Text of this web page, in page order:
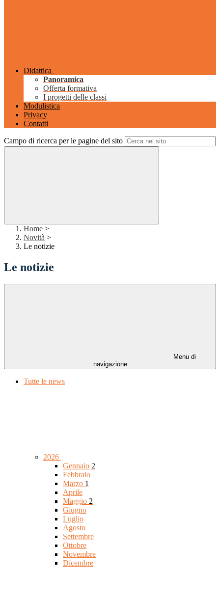
Didattica
Panoramica
Offerta formativa
I progetti delle classi
Modulistica
Privacy
Contatti
Campo di ricerca per le pagine del sito
Home >
Novità >
Le notizie
Le notizie
Menu di
navigazione
Tutte le news
2026
Gennaio 2
Febbraio
Marzo 1
Aprile
Maggio 2
Giugno
Luglio
Agosto
Settembre
Ottobre
Novembre
Dicembre